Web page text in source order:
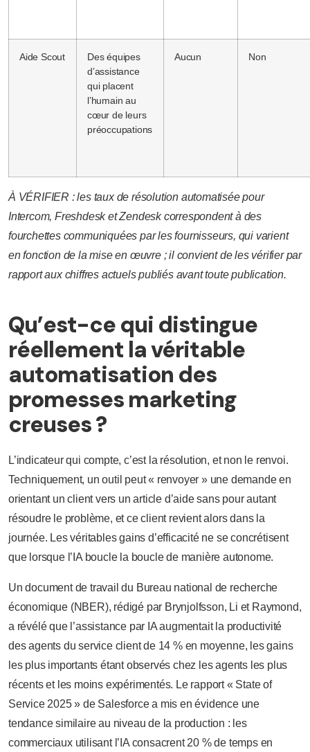
Aide Scout
Des équipes
d’assistance
qui placent
l’humain au
cœur de leurs
préoccupations
Aucun Non
À VÉRIFIER : les taux de résolution automatisée pour
Intercom, Freshdesk et Zendesk correspondent à des
fourchettes communiquées par les fournisseurs, qui varient
en fonction de la mise en œuvre ; il convient de les vérifier par
rapport aux chiffres actuels publiés avant toute publication.
Qu’est-ce qui distingue
réellement la véritable
automatisation des
promesses marketing
creuses ?
L’indicateur qui compte, c’est la résolution, et non le renvoi.
Techniquement, un outil peut « renvoyer » une demande en
orientant un client vers un article d’aide sans pour autant
résoudre le problème, et ce client revient alors dans la
journée. Les véritables gains d’efficacité ne se concrétisent
que lorsque l’IA boucle la boucle de manière autonome.
Un document de travail du Bureau national de recherche
économique (NBER), rédigé par Brynjolfsson, Li et Raymond,
a révélé que l’assistance par IA augmentait la productivité
des agents du service client de 14 % en moyenne, les gains
les plus importants étant observés chez les agents les plus
récents et les moins expérimentés. Le rapport « State of
Service 2025 » de Salesforce a mis en évidence une
tendance similaire au niveau de la production : les
commerciaux utilisant l’IA consacrent 20 % de temps en